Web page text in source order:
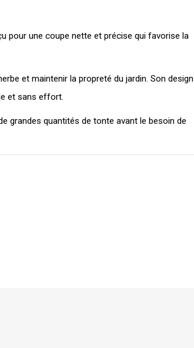
pour une coupe nette et précise qui favorise la
et maintenir la propreté du jardin. Son design
et sans effort.
grandes quantités de tonte avant le besoin de